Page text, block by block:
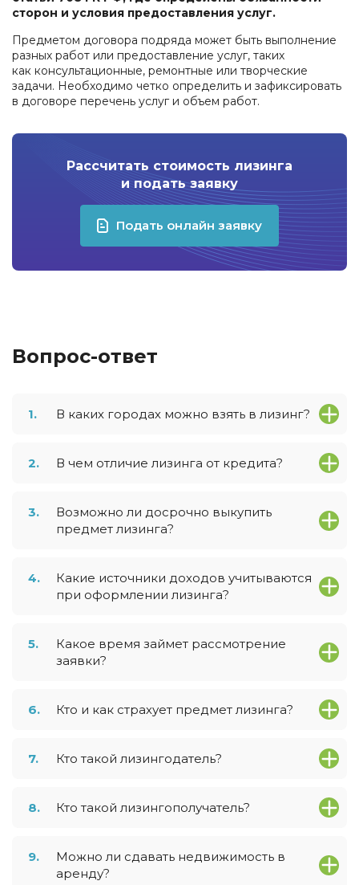
сторон и условия предоставления услуг.
Предметом договора подряда может быть выполнение
разных работ или предоставление услуг, таких
как консультационные, ремонтные или творческие
задачи. Необходимо четко определить и зафиксировать
в договоре перечень услуг и объем работ.
Рассчитать стоимость лизинга
и подать заявку
Подать онлайн заявку
Вопрос-ответ
1. В каких городах можно взять в лизинг?
2. В чем отличие лизинга от кредита?
3.
Возможно ли досрочно выкупить
предмет лизинга?
4.
Какие источники доходов учитываются
при оформлении лизинга?
5.
Какое время займет рассмотрение
заявки?
6. Кто и как страхует предмет лизинга?
7. Кто такой лизингодатель?
8. Кто такой лизингополучатель?
9.
Можно ли сдавать недвижимость в
аренду?